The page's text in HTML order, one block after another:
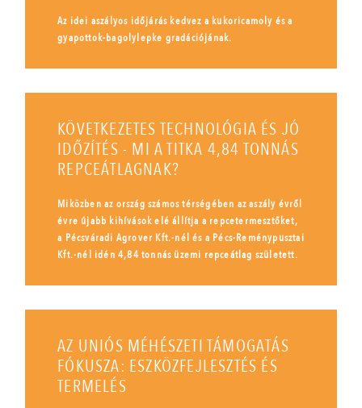
Az idei aszályos időjárás kedvez a kukoricamoly és a
gyapottok-bagolylepke gradációjának.
KÖVETKEZETES TECHNOLÓGIA ÉS JÓ
IDŐZÍTÉS - MI A TITKA 4,84 TONNÁS
REPCEÁTLAGNAK?
Miközben az ország számos térségében az aszály évről
évre újabb kihívások elé állítja a repcetermesztőket,
a Pécsváradi Agrover Kft.-nél és a Pécs-Reménypusztai
Kft.-nél idén 4,84 tonnás üzemi repceátlag született.
AZ UNIÓS MÉHÉSZETI TÁMOGATÁS
FÓKUSZA: ESZKÖZFEJLESZTÉS ÉS
TERMELÉS